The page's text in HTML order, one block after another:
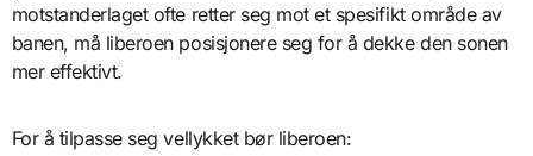
motstanderlaget ofte retter seg mot et spesifikt område av
banen, må liberoen posisjonere seg for å dekke den sonen
mer effektivt.
For å tilpasse seg vellykket bør liberoen: